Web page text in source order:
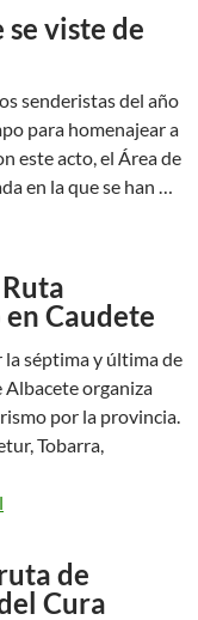
viste de
senderistas del año
para homenajear a
este acto, el Área de
en la que se han …
Caudete
la séptima y última de
organiza
por la provincia.
Tobarra,
de
Cura